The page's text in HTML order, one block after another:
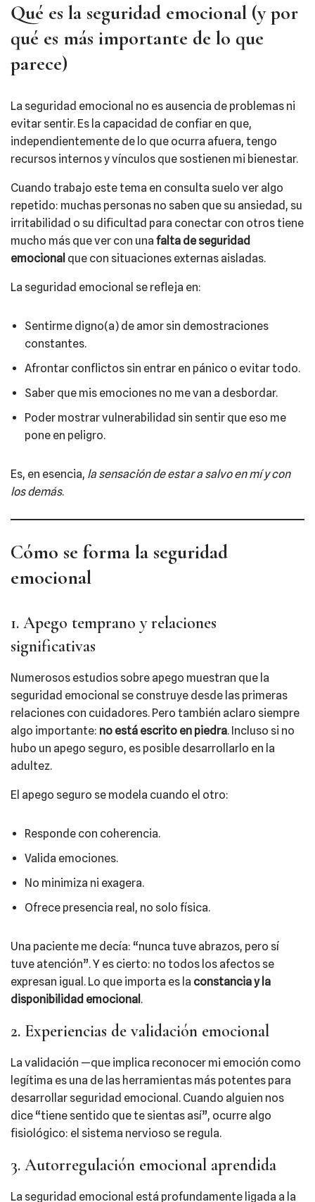
Qué es la seguridad emocional (y por
qué es más importante de lo que
parece)
La seguridad emocional no es ausencia de problemas ni
evitar sentir. Es la capacidad de confiar en que,
independientemente de lo que ocurra afuera, tengo
recursos internos y vínculos que sostienen mi bienestar.
Cuando trabajo este tema en consulta suelo ver algo
repetido: muchas personas no saben que su ansiedad, su
irritabilidad o su dificultad para conectar con otros tiene
mucho más que ver con una falta de seguridad
emocional que con situaciones externas aisladas.
La seguridad emocional se refleja en:
Sentirme digno(a) de amor sin demostraciones
constantes.
Afrontar conflictos sin entrar en pánico o evitar todo.
Saber que mis emociones no me van a desbordar.
Poder mostrar vulnerabilidad sin sentir que eso me
pone en peligro.
Es, en esencia, la sensación de estar a salvo en mí y con
los demás.
Cómo se forma la seguridad
emocional
1. Apego temprano y relaciones
significativas
Numerosos estudios sobre apego muestran que la
seguridad emocional se construye desde las primeras
relaciones con cuidadores. Pero también aclaro siempre
algo importante: no está escrito en piedra. Incluso si no
hubo un apego seguro, es posible desarrollarlo en la
adultez.
El apego seguro se modela cuando el otro:
Responde con coherencia.
Valida emociones.
No minimiza ni exagera.
Ofrece presencia real, no solo física.
Una paciente me decía: “nunca tuve abrazos, pero sí
tuve atención”. Y es cierto: no todos los afectos se
expresan igual. Lo que importa es la constancia y la
disponibilidad emocional .
2. Experiencias de validación emocional
La validación —que implica reconocer mi emoción como
legítima es una de las herramientas más potentes para
desarrollar seguridad emocional. Cuando alguien nos
dice “tiene sentido que te sientas así”, ocurre algo
fisiológico: el sistema nervioso se regula.
3. Autorregulación emocional aprendida
La seguridad emocional está profundamente ligada a la